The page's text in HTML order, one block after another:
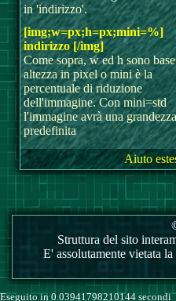
in 'indirizzo'.
[img;w=px;h=px;mini=%]
indirizzo [/img]
Come sopra, w ed h sono
altezza in pixel o mini è la
percentuale di riduzione
dell'immagine. Con mini=std
l'immagine avrà una grandezza
predefinita
Aiuto
Struttura del sito
E' assolutamente vietata
Eseguito in 0.03941798210144 secondi